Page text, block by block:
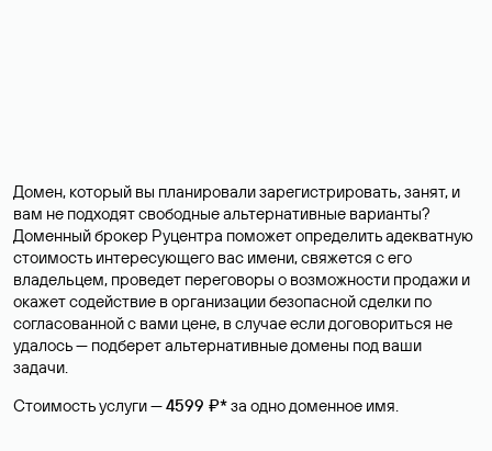
Домен, который вы планировали зарегистрировать, занят, и
вам не подходят свободные альтернативные варианты?
Доменный брокер Руцентра поможет определить адекватную
стоимость интересующего вас имени, свяжется с его
владельцем, проведет переговоры о возможности продажи и
окажет содействие в организации безопасной сделки по
согласованной с вами цене, в случае если договориться не
удалось — подберет альтернативные домены под ваши
задачи.
Стоимость услуги —4599 ₽*за одно доменное имя.